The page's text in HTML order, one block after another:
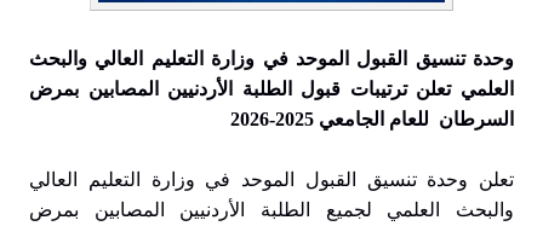
وحدة تنسيق القبول الموحد في وزارة التعليم العالي والبحث
العلمي تعلن ترتيبات قبول الطلبة الأردنيين المصابين بمرض
السرطان للعام الجامعي 2025-2026
تعلن وحدة تنسيق القبول الموحد في وزارة التعليم العالي
والبحث العلمي لجميع الطلبة الأردنيين المصابين بمرض